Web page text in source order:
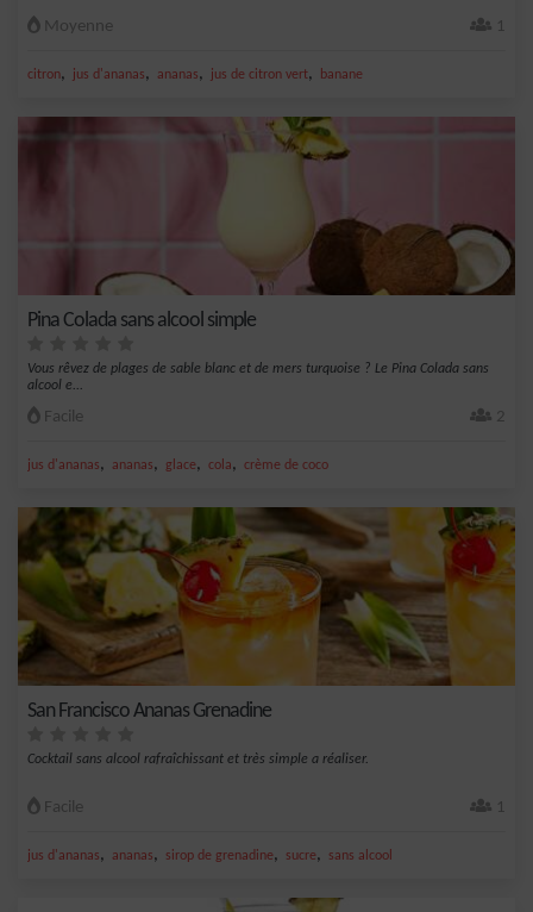
Moyenne 1
citron, jus d'ananas, ananas, jus de citron vert, banane
Pina Colada sans alcool simple
Vous rêvez de plages de sable blanc et de mers turquoise ? Le Pina Colada sans
alcool e...
Facile 2
jus d'ananas, ananas, glace, cola, crème de coco
San Francisco Ananas Grenadine
Cocktail sans alcool rafraîchissant et très simple a réaliser.
Facile 1
jus d'ananas, ananas, sirop de grenadine, sucre, sans alcool